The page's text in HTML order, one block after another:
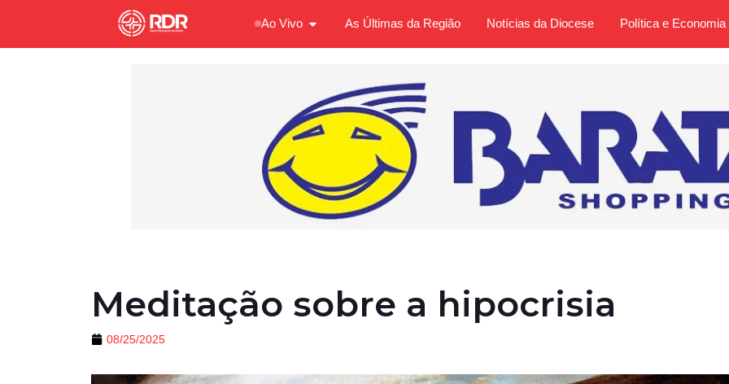
Ao Vivo As Últimas da Região Notícias da Diocese Política e Economia
Meditação sobre a hipocrisia
08/25/2025